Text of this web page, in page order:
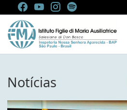
Notícias